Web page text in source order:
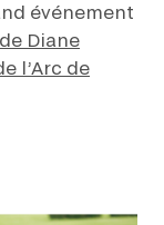
événement
Diane
l’Arc de